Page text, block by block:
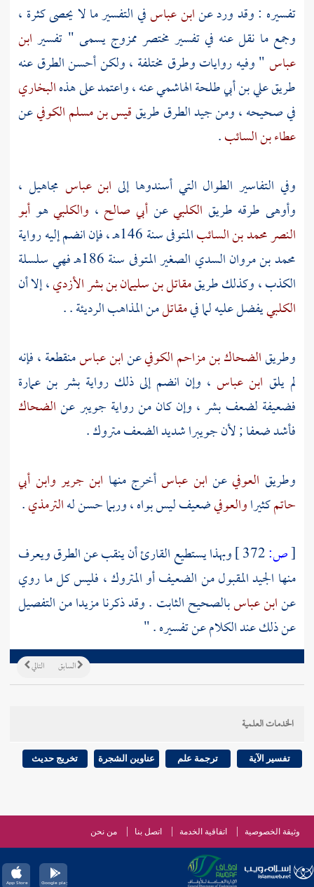
تفسيره : وقد ورد عنابن عباسفي التفسير ما لا يحصى كثرة ،
وجمع ما نقل عنه في تفسير مختصر ممزوج يسمى " تفسير ابن
عباس" وفيه روايات وطرق مختلفة ، ولكن أحسن الطرق عنه
طريقعلي بن أبي طلحة الهاشميعنه ، واعتمد على هذهالبخاري
في صحيحه ، ومن جيد الطرق طريققيس بن مسلم الكوفيعن
عطاء بن السائب.
وفي التفاسير الطوال التي أسندوها إلى ابن عباس مجاهيل ،
وأوهى طرقه طريق الكلبيعن أبي صالح ، والكلبيهو أبو
النصر محمد بن السائبالمتوفى سنة 146هـ ، فإن انضم إليه رواية
محمد بن مروان السدي الصغير
المتوفى سنة 186هـ فهي سلسلة
الكذب ، وكذلك طريقمقاتل بن سليمان بن بشر الأزدي، إلا أن
الكلبييفضل عليه لما فيمقاتلمن المذاهب الرديئة . .
وطريقالضحاك بن مزاحم الكوفيعنابن عباسمنقطعة ، فإنه
لم يلق ابن عباس ، وإن انضم إلى ذلك روايةبشر بن عمارة
فضعيفة لضعف بشر، وإن كان من رواية جويبرعنالضحاك
فأشد ضعفا ; لأنجويبراشديد الضعف متروك .
وطريق العوفيعن ابن عباسأخرج منها ابن جرير وابن أبي
حاتمكثيراوالعوفيضعيف ليس بواه ، وربما حسن لهالترمذي.
[ص:
وبهذا يستطيع القارئ أن ينقب عن الطرق ويعرف
منها الجيد المقبول من الضعيف أو المتروك ، فليس كل ما روي
عنابن عباسبالصحيح الثابت . وقد ذكرنا مزيدا من التفصيل
عن ذلك عند الكلام عن تفسيره . "
التالي السابق
الخدمات العلمية
تفسير الآية ترجمة علم عناوين الشجرة تخريج حديث
وثيقة الخصوصية اتفاقية الخدمة اتصل بنا من نحن